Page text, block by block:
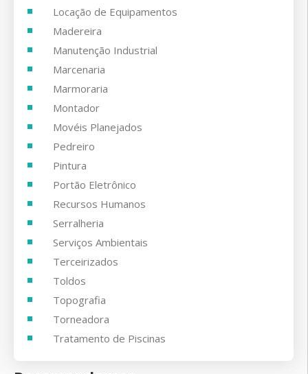
Locação de Equipamentos
Madereira
Manutenção Industrial
Marcenaria
Marmoraria
Montador
Movéis Planejados
Pedreiro
Pintura
Portão Eletrônico
Recursos Humanos
Serralheria
Serviços Ambientais
Terceirizados
Toldos
Topografia
Torneadora
Tratamento de Piscinas